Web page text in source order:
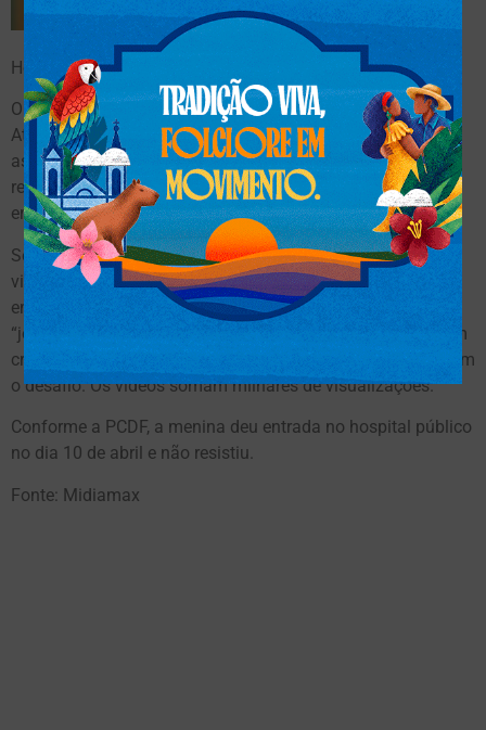
O óbito foi
declarado no
Hospital Regional de Ceilândia (HRC), no domingo (13).
O caso é investigado pela 15ª DP. O delegado responsável,
Ataliba Neto, disse que um inquérito foi aberto para apurar
as circunstâncias da morte e tentar identificar os
responsáveis pela publicação do “desafio do desodorante”
em uma rede social.
Segundo uma tia, Sarah Raissa Pereira de Castro perdeu a
vida após participar de um desafio na internet que consiste
em inalar desodorante spray pelo máximo de tempo. O
“jogo” normalmente é proposto por pessoas que incentivam
crianças e adolescentes a gravar imagens enquanto aceitam
o desafio. Os vídeos somam milhares de visualizações.
Conforme a PCDF, a menina deu entrada no hospital público
no dia 10 de abril e não resistiu.
Fonte: Midiamax